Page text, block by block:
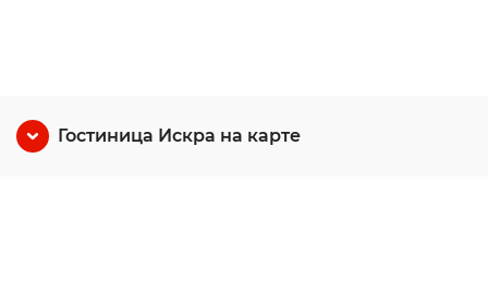
Гостиница Искра на карте